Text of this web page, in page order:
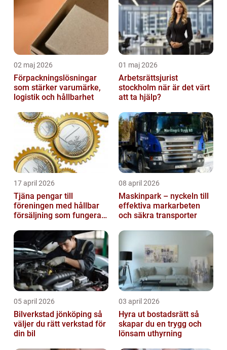
02 maj 2026
Förpackningslösningar
som stärker varumärke,
logistik och hållbarhet
01 maj 2026
Arbetsrättsjurist
stockholm när är det värt
att ta hjälp?
17 april 2026
Tjäna pengar till
föreningen med hållbar
försäljning som fungerar
08 april 2026
Maskinpark – nyckeln till
effektiva markarbeten
och säkra transporter
05 april 2026
Bilverkstad jönköping så
väljer du rätt verkstad för
din bil
03 april 2026
Hyra ut bostadsrätt så
skapar du en trygg och
lönsam uthyrning